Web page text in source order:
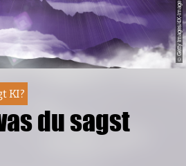
© Getty Images/4X-image
KI?
du sagst